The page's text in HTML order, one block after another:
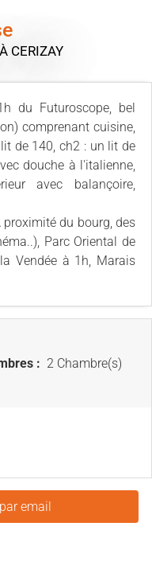
À CERIZAY
du Futuroscope, bel
comprenant cuisine,
de 140, ch2 : un lit de
douche à l'italienne,
avec balançoire,
du bourg, des
Parc Oriental de
Vendée à 1h, Marais
: 2 Chambre(s)
email